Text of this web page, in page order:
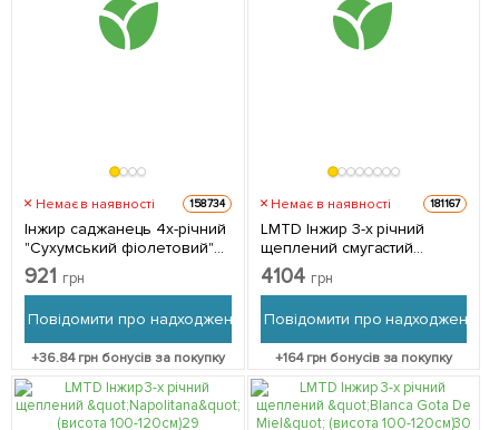
Немає в наявності 158734
Інжир саджанець 4х-річний
"Сухумський фіолетовий"
(висота 1,2-1,7м) 1
саджанець в упаковці
921 грн
Повідомити про надходження
+36.84грн бонусів за покупку
Немає в наявності 181167
LMTD Інжир 3-х річний
щеплений смугастий
"Panache" (висота 100-
120см) з Нідерландів 1
4104 грн
Повідомити про надходження
+164грн бонусів за покупку